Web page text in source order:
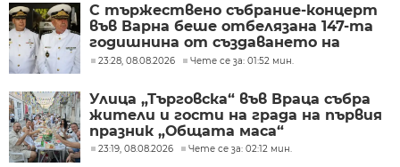
С тържествено събрание-концерт
във Варна беше отбелязана 147-та
годишнина от създаването на
Военноморските сили
23:28, 08.08.2026 Чете се за: 01:52 мин.
Улица „Търговска“ във Враца събра
жители и гости на града на първия
празник „Общата маса“
23:19, 08.08.2026 Чете се за: 02:12 мин.